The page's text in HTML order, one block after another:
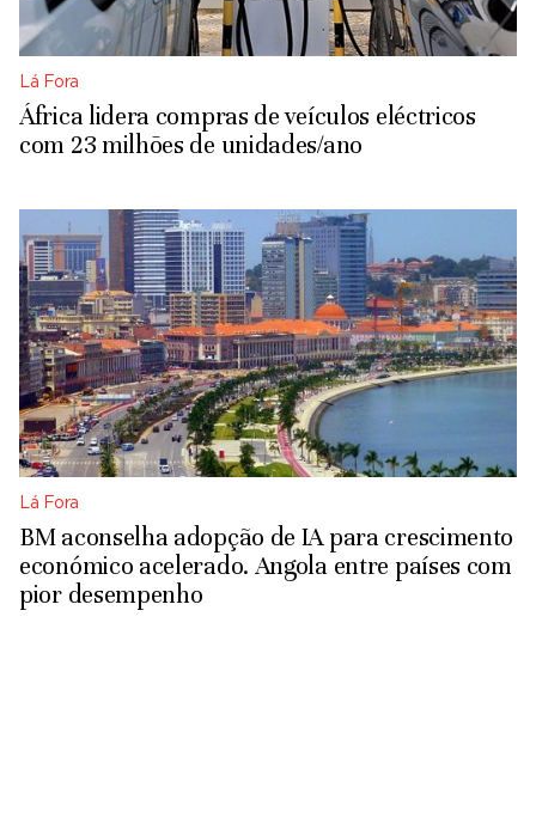
Lá Fora
África lidera compras de veículos eléctricos
com 23 milhões de unidades/ano
Lá Fora
BM aconselha adopção de IA para crescimento
económico acelerado. Angola entre países com
pior desempenho